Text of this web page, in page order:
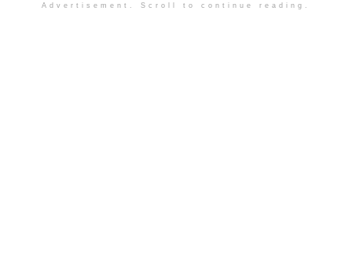
Advertisement. Scroll to continue reading.